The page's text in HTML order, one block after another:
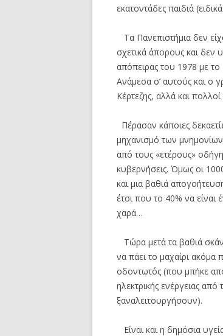
εκατοντάδες παιδιά
Τα Πανεπιστήμια δεν
σχετικά άπορους και δεν
απόπειρας του 1978 με το
Ανάμεσα σ’ αυτούς και ο
Κέρτεζης, αλλά και
Πέρασαν κάποιες
μηχανισμό των μνημονίων
από τους «ετέρους»
κυβερνήσεις. Όμως οι
και μια βαθιά
έτσι που το 40% να είναι
χαρά…
Τώρα μετά τα βαθιά
να πάει το μαχαίρι ακόμα
οδοντωτός (που μπήκε
ηλεκτρικής ενέργειας
ξαναλειτουργήσουν).
Είναι και η δημόσια